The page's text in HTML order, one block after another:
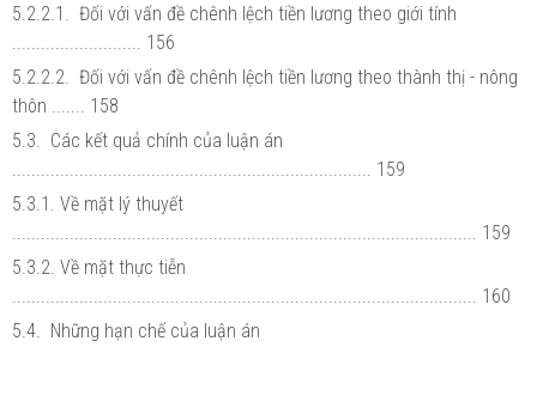
5.2.2.1. Đối với vấn đề chênh lệch tiền lương theo giới tính
........................... 156
5.2.2.2. Đối với vấn đề chênh lệch tiền lương theo thành thị - nông
thôn ....... 158
5.3. Các kết quả chính của luận án
........................................................................... 159
5.3.1. Về mặt lý thuyết
................................................................................................. 159
5.3.2. Về mặt thực tiễn
................................................................................................. 160
5.4. Những hạn chế của luận án